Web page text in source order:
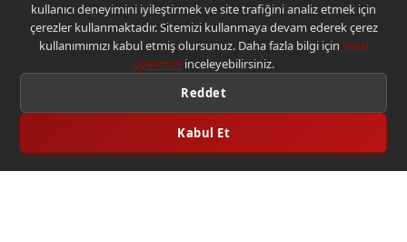
kullanıcı deneyimini iyileştirmek ve site trafiğini analiz etmek için
çerezler kullanmaktadır. Sitemizi kullanmaya devam ederek çerez
kullanımımızı kabul etmiş olursunuz. Daha fazla bilgi için Yasal
uyarımızı inceleyebilirsiniz.
Reddet
Kabul Et